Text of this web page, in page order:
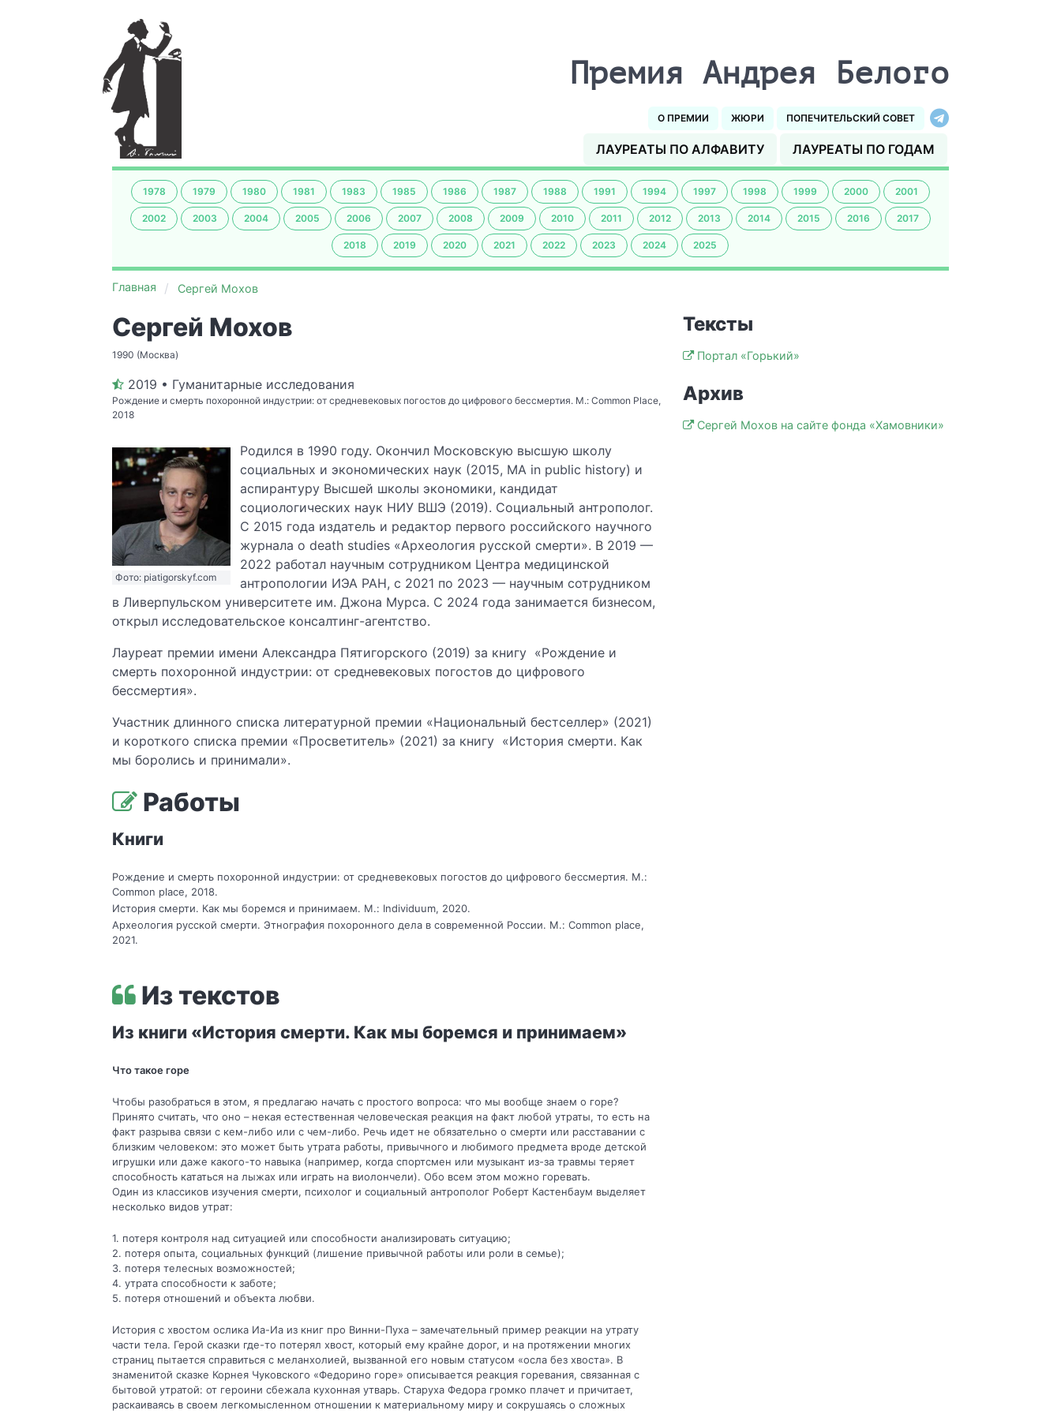
Премия Андрея Белого
О ПРЕМИИ ЖЮРИ ПОПЕЧИТЕЛЬСКИЙ СОВЕТ
ЛАУРЕАТЫ ПО АЛФАВИТУ ЛАУРЕАТЫ ПО ГОДАМ
1978 1979 1980 1981 1983 1985 1986 1987 1988 1991 1994 1997 1998 1999 2000 2001
2002 2003 2004 2005 2006 2007 2008 2009 2010 2011 2012 2013 2014 2015 2016 2017
2018 2019 2020 2021 2022 2023 2024 2025
Главная Сергей Мохов
Сергей Мохов
1990 (Москва)
2019 • Гуманитарные исследования
Рождение и смерть похоронной индустрии: от средневековых погостов до цифрового бессмертия. М.: Common Place,
2018
Фото: piatigorskyf.com
Родился в 1990 году. Окончил Московскую высшую школу
социальных и экономических наук (2015, MA in public history) и
аспирантуру Высшей школы экономики, кандидат
социологических наук НИУ ВШЭ (2019). Социальный антрополог.
С 2015 года издатель и редактор первого российского научного
журнала о death studies «Археология русской смерти». В 2019 —
2022 работал научным сотрудником Центра медицинской
антропологии ИЭА РАН, с 2021 по 2023 — научным сотрудником
в Ливерпульском университете им. Джона Мурса. С 2024 года занимается бизнесом,
открыл исследовательское консалтинг-агентство.
Лауреат премии имени Александра Пятигорского (2019) за книгу «Рождение и
смерть похоронной индустрии: от средневековых погостов до цифрового
бессмертия».
Участник длинного списка литературной премии «Национальный бестселлер» (2021)
и короткого списка премии «Просветитель» (2021) за книгу «История смерти. Как
мы боролись и принимали».
Работы
Книги
Рождение и смерть похоронной индустрии: от средневековых погостов до цифрового бессмертия. М.:
Common place, 2018.
История смерти. Как мы боремся и принимаем. М.: Individuum, 2020.
Археология русской смерти. Этнография похоронного дела в современной России. М.: Common place,
2021.
Из текстов
Из книги «История смерти. Как мы боремся и принимаем»
Что такое горе
Чтобы разобраться в этом, я предлагаю начать с простого вопроса: что мы вообще знаем о горе?
Принято считать, что оно – некая естественная человеческая реакция на факт любой утраты, то есть на
факт разрыва связи с кем-либо или с чем-либо. Речь идет не обязательно о смерти или расставании с
близким человеком: это может быть утрата работы, привычного и любимого предмета вроде детской
игрушки или даже какого-то навыка (например, когда спортсмен или музыкант из-за травмы теряет
способность кататься на лыжах или играть на виолончели). Обо всем этом можно горевать.
Один из классиков изучения смерти, психолог и социальный антрополог Роберт Кастенбаум выделяет
несколько видов утрат:
1. потеря контроля над ситуацией или способности анализировать ситуацию;
2. потеря опыта, социальных функций (лишение привычной работы или роли в семье);
3. потеря телесных возможностей;
4. утрата способности к заботе;
5. потеря отношений и объекта любви.
История с хвостом ослика Иа-Иа из книг про Винни-Пуха – замечательный пример реакции на утрату
части тела. Герой сказки где-то потерял хвост, который ему крайне дорог, и на протяжении многих
страниц пытается справиться с меланхолией, вызванной его новым статусом «осла без хвоста». В
знаменитой сказке Корнея Чуковского «Федорино горе» описывается реакция горевания, связанная с
бытовой утратой: от героини сбежала кухонная утварь. Старуха Федора громко плачет и причитает,
раскаиваясь в своем легкомысленном отношении к материальному миру и сокрушаясь о сложных
Тексты
Портал «Горький»
Архив
Сергей Мохов на сайте фонда «Хамовники»